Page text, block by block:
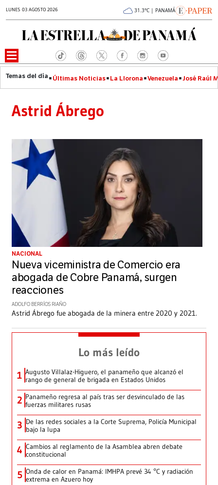
LUNES 03 AGOSTO 2026 31.3°C | PANAMÁ
Últimas Noticias La Llorona Venezuela José Raúl
Astrid Ábrego
NACIONAL
Nueva viceministra de Comercio era
abogada de Cobre Panamá, surgen
reacciones
ADOLFO BERRÍOS RIAÑO
Astrid Ábrego fue abogada de la minera entre 2020 y 2021.
Lo más leído
1 Augusto Villalaz-Higuero, el panameño que alcanzó el
rango de general de brigada en Estados Unidos
2 Panameño regresa al país tras ser desvinculado de las
fuerzas militares rusas
3 De las redes sociales a la Corte Suprema, Policía Municipal
bajo la lupa
4 Cambios al reglamento de la Asamblea abren debate
constitucional
5 Onda de calor en Panamá: IMHPA prevé 34 °C y radiación
extrema en Azuero hoy